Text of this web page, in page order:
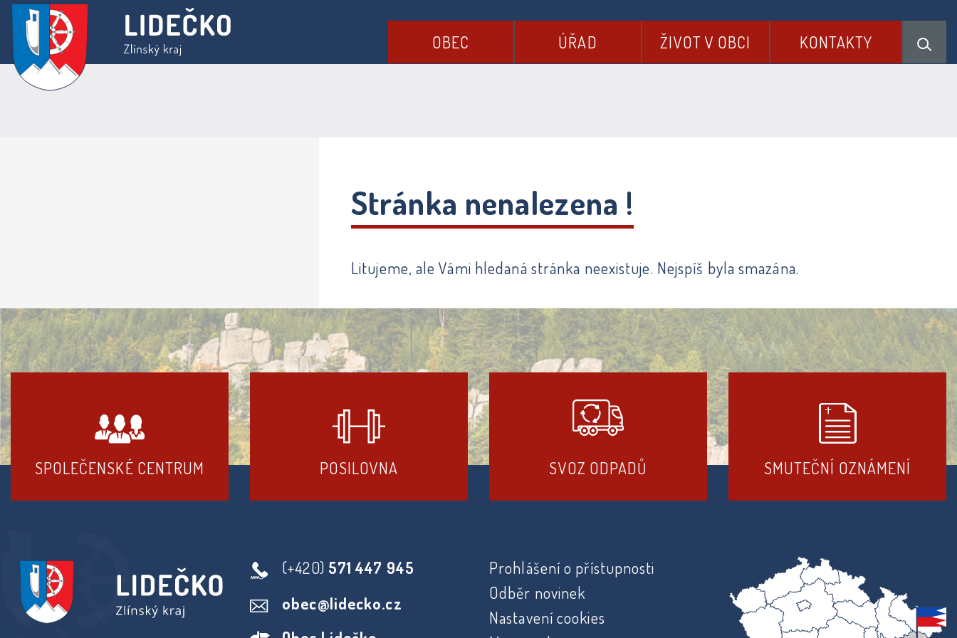
OBEC ÚŘAD ŽIVOT V OBCI KONTAKTY
Stránka nenalezena !
Litujeme, ale Vámi hledaná stránka neexistuje. Nejspíš byla smazána.
SPOLEČENSKÉ CENTRUM POSILOVNA SVOZ ODPADŮ SMUTEČNÍ OZNÁMENÍ
(+420) 571 447 945
obec@lidecko.cz
Prohlášení o přístupnosti
Odběr novinek
Nastavení cookies